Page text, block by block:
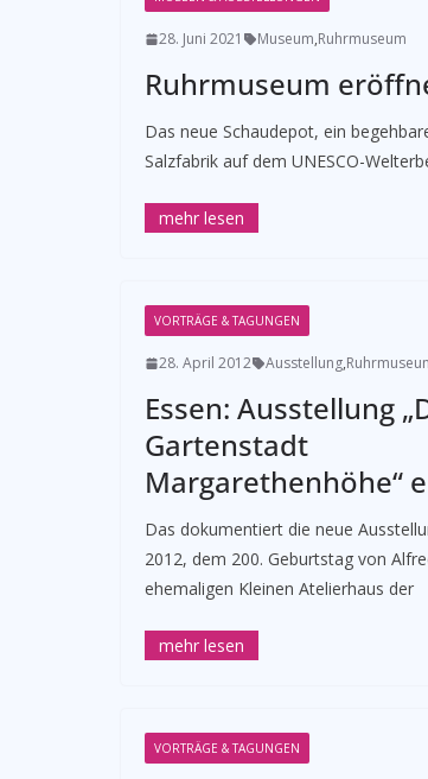
28. Juni 2021 Museum,Ruhrmuseum
Ruhrmuseum
Das neue Schaudepot, ein
Salzfabrik auf dem UNESCO-
VORTRÄGE & TAGUNGEN
28. April 2012 Ausstellung,
­Essen: Ausstellung
Gartenstadt
Margarethenhöhe“
Das dokumentiert die neue
2012, dem 200. Geburtstag von
ehemaligen Kleinen Atelierhaus der
VORTRÄGE & TAGUNGEN